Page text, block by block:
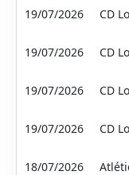
19/07/2026 CD
19/07/2026 CD
19/07/2026 CD
19/07/2026 CD
18/07/2026